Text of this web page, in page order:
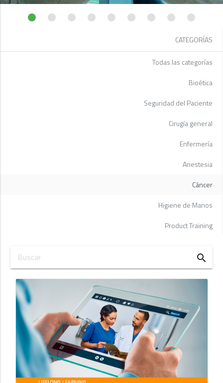
CATEGORÍAS
Todas las categorías
Bioética
Seguridad del Paciente
Cirugía general
Enfermería
Anestesia
Cáncer
Higiene de Manos
Product Training
search